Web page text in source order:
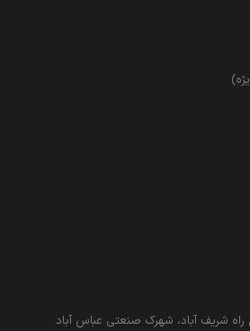
راه شریف آباد، شهرک صنعتی عباس آباد